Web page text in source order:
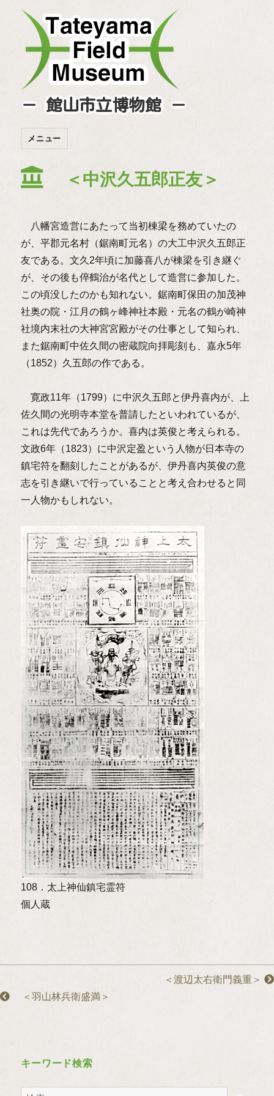
－ 館山市立博物館 －
メニュー
＜中沢久五郎正友＞
八幡宮造営にあたって当初棟梁を務めていたの
が、平郡元名村（鋸南町元名）の大工中沢久五郎正
友である。文久2年頃に加藤喜八が棟梁を引き継ぐ
が、その後も倅鶴治が名代として造営に参加した。
この頃没したのかも知れない。鋸南町保田の加茂神
社奥の院・江月の鶴ヶ峰神社本殿・元名の鶴が崎神
社境内末社の大神宮宮殿がその仕事として知られ、
また鋸南町中佐久間の密蔵院向拝彫刻も、嘉永5年
（1852）久五郎の作である。
寛政11年（1799）に中沢久五郎と伊丹喜内が、上
佐久間の光明寺本堂を普請したといわれているが、
これは先代であろうか。喜内は英俊と考えられる。
文政6年（1823）に中沢定盈という人物が日本寺の
鎮宅符を翻刻したことがあるが、伊丹喜内英俊の意
志を引き継いで行っていることと考え合わせると同
一人物かもしれない。
108．太上神仙鎮宅霊符
個人蔵
＜渡辺太右衛門義重＞
＜羽山林兵衛盛満＞
キーワード検索